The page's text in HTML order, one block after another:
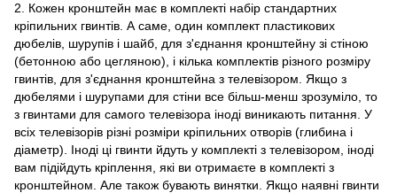
2. Кожен кронштейн має в комплекті набір стандартних
кріпильних гвинтів. А саме, один комплект пластикових
дюбелів, шурупів і шайб, для з'єднання кронштейну зі стіною
(бетонною або цегляною), і кілька комплектів різного розміру
гвинтів, для з'єднання кронштейна з телевізором. Якщо з
дюбелями і шурупами для стіни все більш-менш зрозуміло, то
з гвинтами для самого телевізора іноді виникають питання. У
всіх телевізорів різні розміри кріпильних отворів (глибина і
діаметр). Іноді ці гвинти йдуть у комплекті з телевізором, іноді
вам підійдуть кріплення, які ви отримаєте в комплекті з
кронштейном. Але також бувають винятки. Якщо наявні гвинти